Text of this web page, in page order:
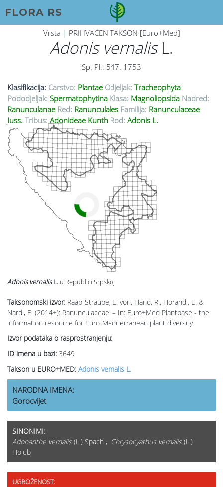
FLORA RS
Vrsta | PRIHVAĆEN TAKSON [Euro+Med]
Adonis vernalisL.
Sp. Pl.: 547. 1753
Klasifikacija: Carstvo: Plantae Odjeljak: Tracheophyta
Pododjeljak: Spermatophytina Klasa: Magnoliopsida Nadred:
Ranunculanae Red: Ranunculales Familija: Ranunculaceae
Juss. Tribus: Adonideae Kunth Rod: Adonis L.
Taksonomski izvor: Raab-Straube, E. von, Hand, R., Hörandl, E. &
Nardi, E. (2014+): Ranunculaceae. – In: Euro+Med Plantbase - the
information resource for Euro-Mediterranean plant diversity.
Izvor podataka o rasprostranjenju:
ID imena u bazi: 3649
Takson u EURO+MED: Adonis vernalis L.
Adonis vernalisL. u Republici Srpskoj
NARODNA IMENA:
Gorocvijet
SINONIMI:
Adonanthe vernalis (L.) Spach , Chrysocyathus vernalis (L.)
Holub
UGROŽENOST: